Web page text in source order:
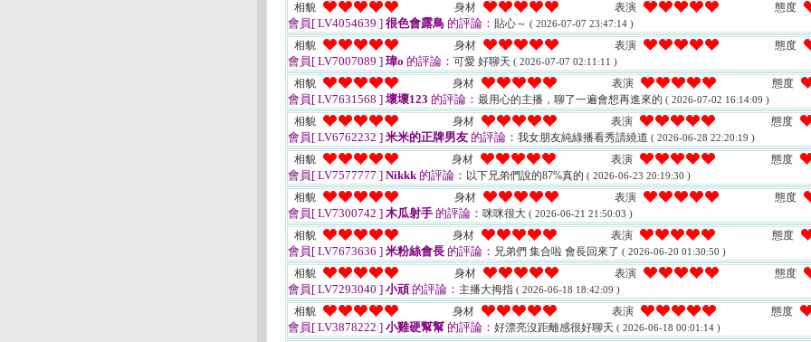
相貌 身材 表演 態度
會員[ LV4054639 ] 很色會露鳥 的評論： 貼心～ ( 2026-07-07 23:47:14 )
相貌 身材 表演 態度
會員[ LV7007089 ] 瑋o 的評論： 可愛 好聊天 ( 2026-07-07 02:11:11 )
相貌 身材 表演 態度
會員[ LV7631568 ] 壞壞123 的評論： 最用心的主播，聊了一遍會想再進來的 ( 2026-07-02 16:14:09 )
相貌 身材 表演 態度
會員[ LV6762232 ] 米米的正牌男友 的評論： 我女朋友純綠播看秀請繞道 ( 2026-06-28 22:20:19 )
相貌 身材 表演 態度
會員[ LV7577777 ] Nikkk的評論： 以下兄弟們說的87%真的 ( 2026-06-23 20:19:30 )
相貌 身材 表演 態度
會員[ LV7300742 ] 木瓜射手 的評論： 咪咪很大 ( 2026-06-21 21:50:03 )
相貌 身材 表演 態度
會員[ LV7673636 ] 米粉絲會長 的評論： 兄弟們 集合啦 會長回來了 ( 2026-06-20 01:30:50 )
相貌 身材 表演 態度
會員[ LV7293040 ] 小頑的評論： 主播大拇指 ( 2026-06-18 18:42:09 )
相貌 身材 表演 態度
會員[ LV3878222 ] 小雞硬幫幫 的評論： 好漂亮沒距離感很好聊天 ( 2026-06-18 00:01:14 )